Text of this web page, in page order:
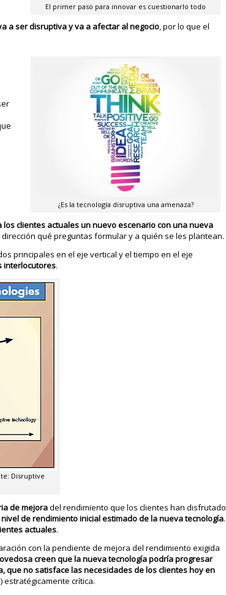
El primer paso para innovar es cuestionarlo todo
a ser disruptiva y va a afectar al negocio, por lo que el
¿Es la tecnología disruptiva una amenaza?
los clientes actuales un nuevo escenario con una nueva
qué preguntas formular y a quién se les plantean.
principales en el eje vertical y el tiempo en el eje
interlocutores.
Disruptive
de mejoradel rendimiento que los clientes han disfrutado
de rendimiento inicial estimado de la nueva tecnología.
actuales.
con la pendiente de mejora del rendimiento exigida
creen que la nueva tecnología podría progresar
que no satisface las necesidades de los clientes hoy en
estratégicamente crítica.